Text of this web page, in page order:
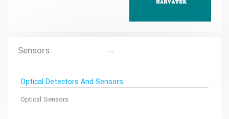
Sensors
Optical Detectors And Sensors
Optical Sensors